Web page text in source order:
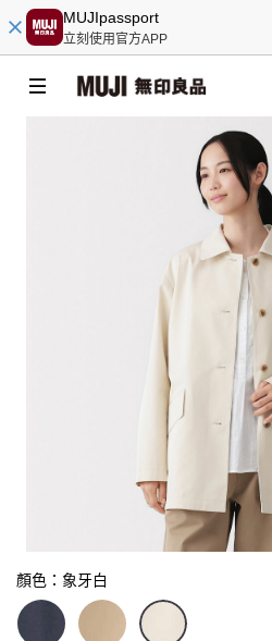
MUJIpassport
立刻使用官方APP
顏色：象牙白